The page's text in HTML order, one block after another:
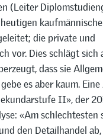
(Leiter
die private und
vor. Dies schlägt sich
dass sie
es aber kaum.
II», der
«Am schlechtesten
den Detailhandel